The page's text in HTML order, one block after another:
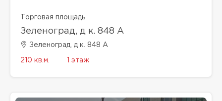
Торговая площадь
Зеленоград, д к. 848 А
Зеленоград, д к. 848 А
210 кв.м. 1 этаж